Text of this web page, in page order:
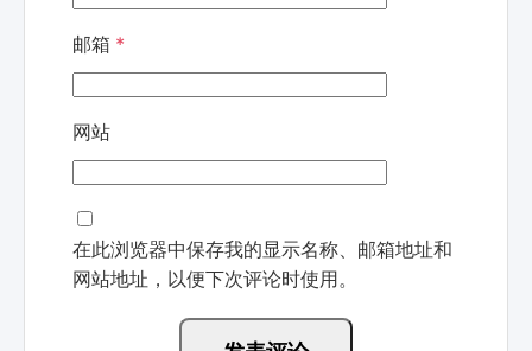
邮箱 *
网站
在此浏览器中保存我的显示名称、邮箱地址和
网站地址，以便下次评论时使用。